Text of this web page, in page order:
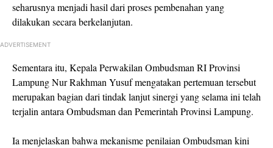
seharusnya menjadi hasil dari proses pembenahan yang
dilakukan secara berkelanjutan.
ADVERTISEMENT
Sementara itu, Kepala Perwakilan Ombudsman RI Provinsi
Lampung Nur Rakhman Yusuf mengatakan pertemuan tersebut
merupakan bagian dari tindak lanjut sinergi yang selama ini telah
terjalin antara Ombudsman dan Pemerintah Provinsi Lampung.
Ia menjelaskan bahwa mekanisme penilaian Ombudsman kini